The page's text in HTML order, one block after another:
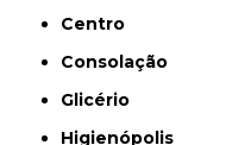
Centro
Consolação
Glicério
Higienópolis